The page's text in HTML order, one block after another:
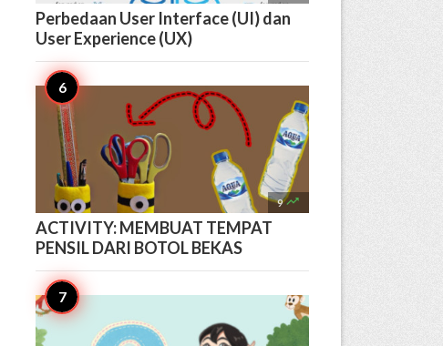
Perbedaan User Interface (UI) dan
User Experience (UX)
9 
ACTIVITY: MEMBUAT TEMPAT
PENSIL DARI BOTOL BEKAS